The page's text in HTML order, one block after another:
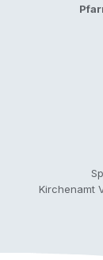
Kirchenamt